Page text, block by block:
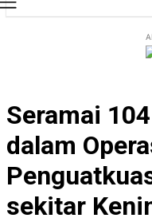
Seramai
dalam
sekitar